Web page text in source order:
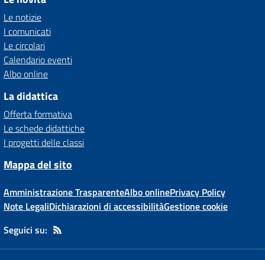
Le notizie
I comunicati
Le circolari
Calendario eventi
Albo online
La didattica
Offerta formativa
Le schede didattiche
I progetti delle classi
Mappa del sito
Amministrazione TrasparenteAlbo onlinePrivacy Policy
Note LegaliDichiarazioni di accessibilitàGestione cookie
Seguici su: